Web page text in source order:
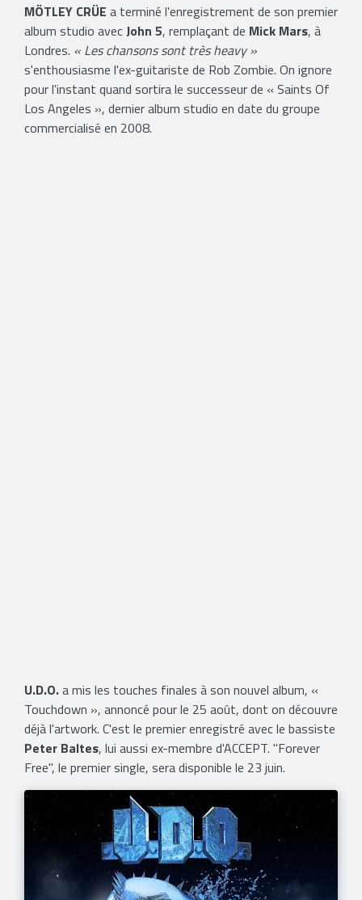
MÖTLEY CRÜE a terminé l'enregistrement de son premier
album studio avecJohn 5, remplaçant de Mick Mars, à
Londres. « Les chansons sont très heavy »
s'enthousiasme l'ex-guitariste de Rob Zombie. On ignore
pour l'instant quand sortira le successeur de « Saints Of
Los Angeles », dernier album studio en date du groupe
commercialisé en 2008.
U.D.O.a mis les touches finales à son nouvel album, «
Touchdown », annoncé pour le 25 août, dont on découvre
déjà l'artwork. C'est le premier enregistré avec le bassiste
Peter Baltes, lui aussi ex-membre d'ACCEPT. "Forever
Free", le premier single, sera disponible le 23 juin.